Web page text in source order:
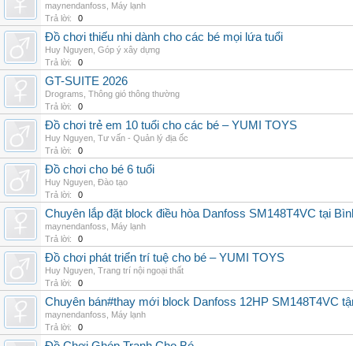
maynendanfoss
Máy lạnh
Trả lời:
0
Đồ chơi thiếu nhi dành cho các bé mọi lứa tuổi
Huy Nguyen Góp ý xây dựng
Trả lời:
0
GT-SUITE 2026
Drograms Thông gió thông thường
Trả lời:
0
Đồ chơi trẻ em 10 tuổi cho các bé – YUMI TOYS
Huy Nguyen Tư vấn - Quản lý địa ốc
Trả lời:
0
Đồ chơi cho bé 6 tuổi
Huy Nguyen Đào tạo
Trả lời:
0
Chuyên lắp đặt block điều hòa Danfoss SM148T4VC tại
maynendanfoss
Máy lạnh
Trả lời:
0
Đồ chơi phát triển trí tuệ cho bé – YUMI TOYS
Huy Nguyen Trang trí nội ngoại thất
Trả lời:
0
Chuyên bán#thay mới block Danfoss 12HP SM148T4VC
maynendanfoss
Máy lạnh
Trả lời:
0